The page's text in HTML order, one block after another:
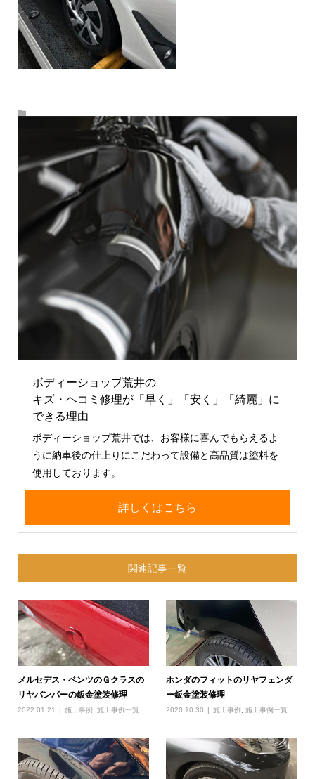
ボディーショップ荒井の
キズ・ヘコミ修理が「早く」「安く」「綺麗」に
できる理由
ボディーショップ荒井では、お客様に喜んでもらえるよ
うに納車後の仕上りにこだわって設備と高品質は塗料を
使用しております。
詳しくはこちら
関連記事一覧
メルセデス・ベンツのＧクラスの
リヤバンパーの鈑金塗装修理
2022.01.21 施工事例 施工事例一覧
ホンダのフィットのリヤフェンダ
ー鈑金塗装修理
2020.10.30 施工事例 ,施工事例一覧